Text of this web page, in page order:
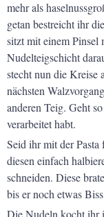
mehr als
getan bestreicht ihr
sitzt mit einem Pinsel
Nudelteigschicht
stecht nun die Kreise
nächsten
anderen Teig. Geht
verarbeitet habt.
Seid ihr mit der
diesen einfach
schneiden. Diese
bis er noch etwas
Die Nudeln kocht ihr